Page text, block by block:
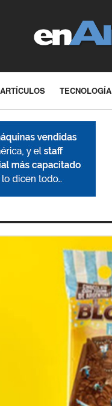
ARTÍCULOS TECNOLOGÍA